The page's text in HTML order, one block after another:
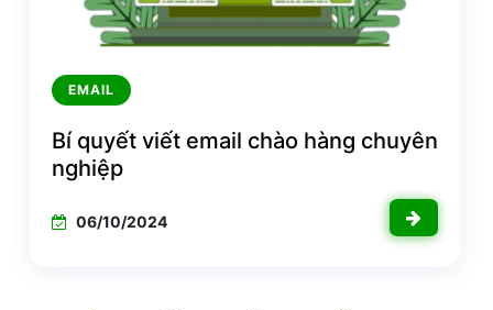
EMAIL
Bí quyết viết email chào hàng chuyên
nghiệp
06/10/2024